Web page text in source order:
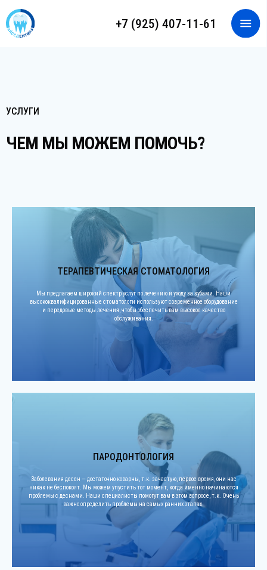
+7 (925) 407-11-61
ЧЕМ МЫ МОЖЕМ ПОМОЧЬ?
ТЕРАПЕВТИЧЕСКАЯ СТОМАТОЛОГИЯ
Мы предлагаем широкий спектр услуг по лечению и уходу за зубами. Наши
высококвалифицированные стоматологи используют современное оборудование
и передовые методы лечения, чтобы обеспечить вам высокое качество
обслуживания.
ПАРОДОНТОЛОГИЯ
Заболевания десен — достаточно коварны, т.к. зачастую, первое время, они нас
никак не беспокоят. Мы можем упустить тот момент, когда именно начинаются
проблемы с деснами. Наши специалисты помогут вам в этом вопросе, т.к. Очень
важно определить проблемы на самых ранних этапах.